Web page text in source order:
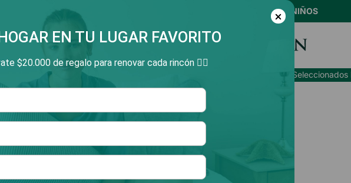
3 AL 16 DE AGOSTO - 25% EN CATEGORIA NIÑOS
JUEVES, VIERNES Y SÁBADO // 20 y 25% CON CLUB LA NACIÓN
6 CUOTAS SIN INTERÉS CON VISA, AMEX Y MASTERCARD Y MERCADO PAGO // 9
ENVÌOS GRATIS A TODO EL PAIS EN COMPRAS MAYORES A $380
Cuarto LivingBaño Patagonia Trends
EN TU LUGAR FAVORITO
$20.000 de regalo para renovar cada rincón 👇🏻